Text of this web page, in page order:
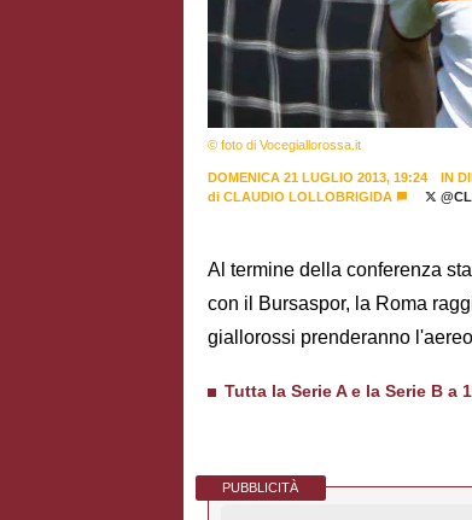
© foto di Vocegiallorossa.it
DOMENICA 21 LUGLIO 2013, 19:24
IN
di CLAUDIO LOLLOBRIGIDA
Al termine della conferenza
con il Bursaspor, la Roma
giallorossi prenderanno
Tutta la Serie A e la Serie B a
PUBBLICITÀ